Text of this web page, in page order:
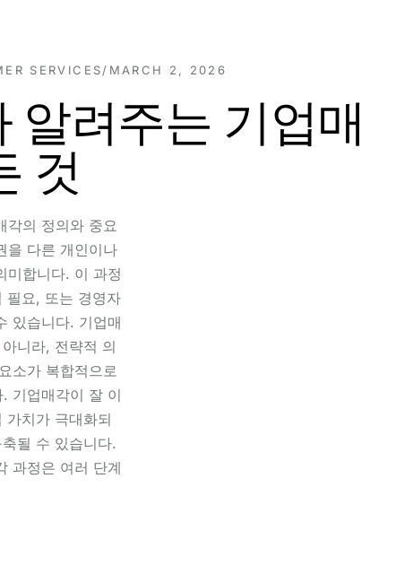
SERVICES/ MARCH 2, 2026
알려주는 기업매
것
각의 정의와 중요
을 다른 개인이나
미합니다. 이 과정
필요, 또는 경영자
있습니다. 기업매
니라, 전략적 의
소가 복합적으로
기업매각이 잘 이
가치가 극대화되
될 수 있습니다.
과정은 여러 단계